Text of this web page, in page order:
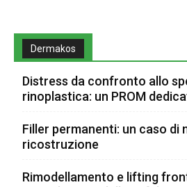
Dermakos
Distress da confronto allo
rinoplastica: un PROM
Filler permanenti: un caso di
ricostruzione
Rimodellamento e lifting